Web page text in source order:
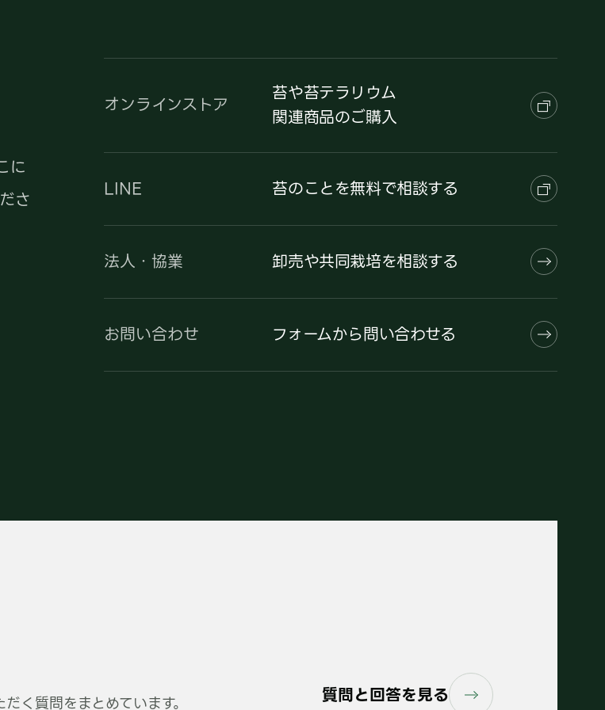
に
さ
オンラインストア
苔や苔テラリウム
関連商品のご購入
LINE 苔のことを無料で相談する
法人・協業 卸売や共同栽培を相談する
お問い合わせ フォームから問い合わせる
く質問をまとめています。 質問と回答を見る